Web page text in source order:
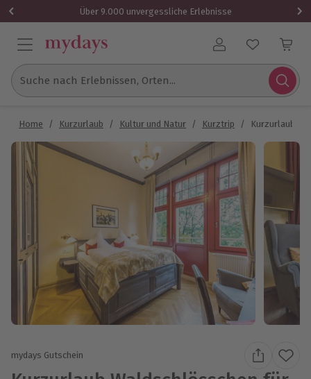
Über 9.000 unvergessliche Erlebnisse
Benutzerkonto
Suche nach Erlebnissen, Orten...
Home / Kurzurlaub / Kultur und Natur / Kurztrip / Kurzurlaub
mydays Gutschein